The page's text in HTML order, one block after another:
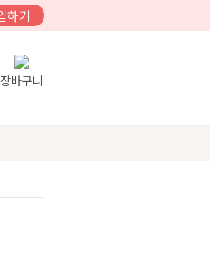
하기
장바구니